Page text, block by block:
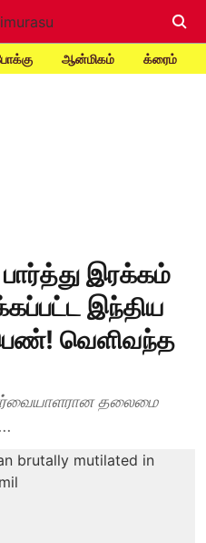
ஆன்மிகம் க்ரைம்
இரக்கம்
இந்திய
வெளிவந்த
தலைமை